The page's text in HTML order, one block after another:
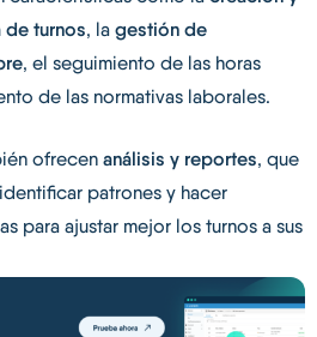
turnos, la gestión de
, el seguimiento de las horas
de las normativas laborales.
ofrecen análisis y reportes, que
patrones y hacer
para ajustar mejor los turnos a sus